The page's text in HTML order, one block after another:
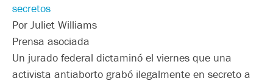
secretos
Por Juliet Williams
Prensa asociada
Un jurado federal dictaminó el viernes que una
activista antiaborto grabó ilegalmente en secreto a